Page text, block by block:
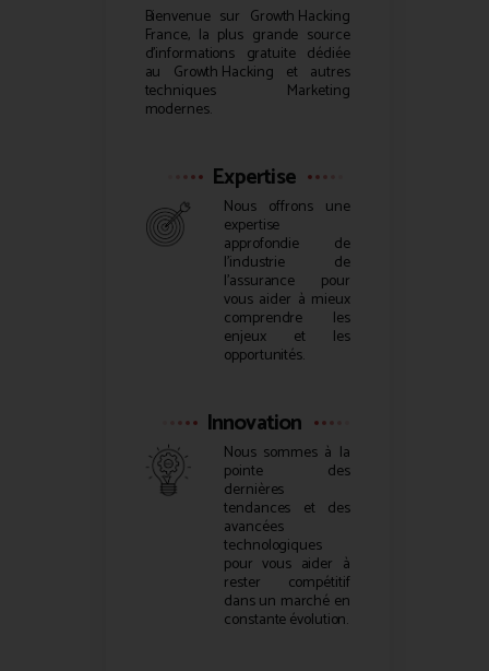
Bienvenue sur Growth Hacking
France, la plus grande source
d’informations gratuite dédiée
au Growth Hacking et autres
techniques Marketing
modernes.
Expertise
Nous offrons une
expertise
approfondie de
l’industrie de
l’assurance pour
vous aider à mieux
comprendre les
enjeux et les
opportunités.
Innovation
Nous sommes à la
pointe des
dernières
tendances et des
avancées
technologiques
pour vous aider à
rester compétitif
dans un marché en
constante évolution.